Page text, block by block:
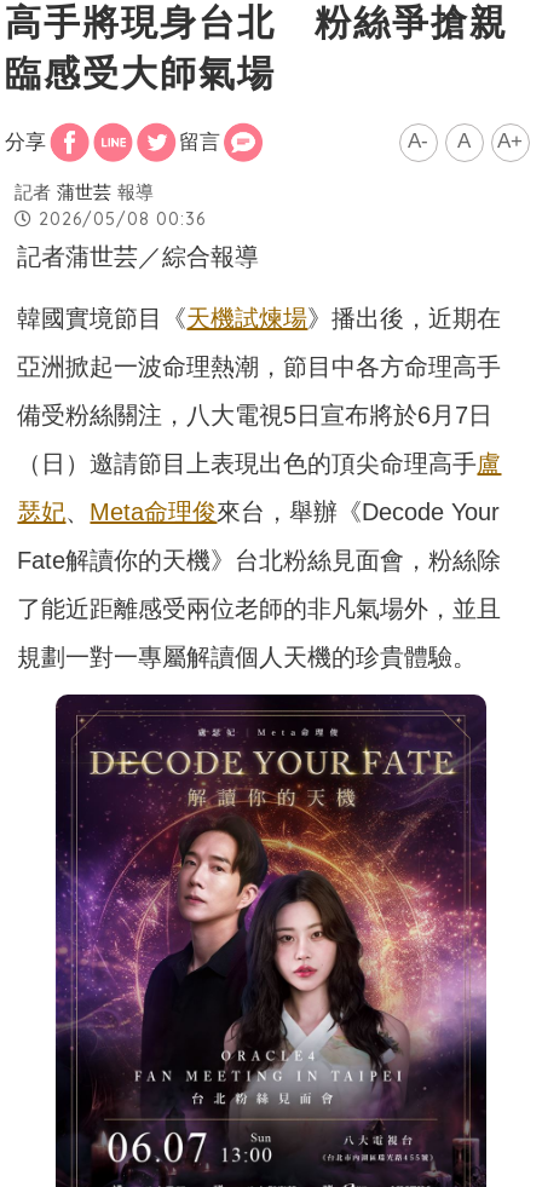
高手將現身台北 粉絲爭搶親
臨感受大師氣場
分享 留言 A- A A+
記者 蒲世芸 報導
2026/05/08 00:36
記者蒲世芸／綜合報導
韓國實境節目《天機試煉場》播出後，近期在
亞洲掀起一波命理熱潮，節目中各方命理高手
備受粉絲關注，八大電視5日宣布將於6月7日
（日）邀請節目上表現出色的頂尖命理高手盧
瑟妃、 Meta命理俊來台，舉辦《Decode Your
Fate解讀你的天機》台北粉絲見面會，粉絲除
了能近距離感受兩位老師的非凡氣場外，並且
規劃一對一專屬解讀個人天機的珍貴體驗。